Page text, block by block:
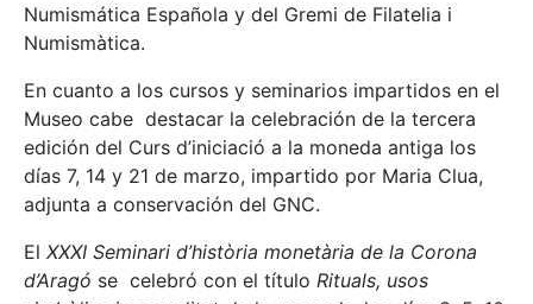
Numismática Española y del Gremi de Filatelia i
Numismàtica.
En cuanto a los cursos y seminarios impartidos en el
Museo cabe destacar la celebración de la tercera
edición del Curs d’iniciació a la moneda antiga los
días 7, 14 y 21 de marzo, impartido por Maria Clua,
adjunta a conservación del GNC.
El XXXI Seminari d’història monetària de la Corona
d’Aragó se celebró con el título Rituals, usos